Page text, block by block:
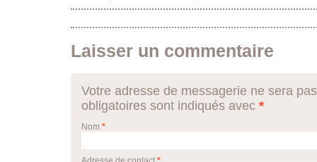
Laisser un commentaire
Votre adresse de messagerie ne sera
obligatoires sont indiqués avec *
Nom *